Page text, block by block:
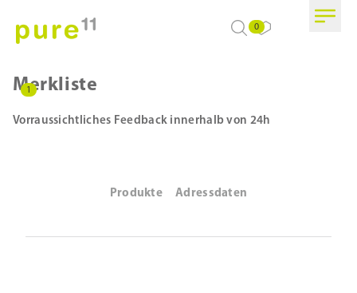
0
Merkliste
1
Vorraussichtliches Feedback innerhalb von 24h
Produkte Adressdaten